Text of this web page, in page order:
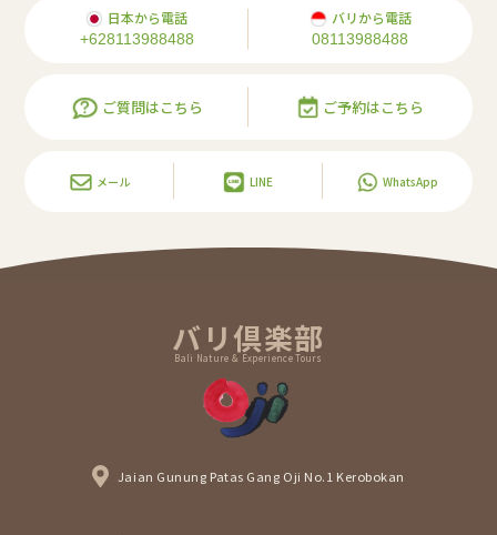
日本から電話
+628113988488
バリから電話
08113988488
ご質問はこちら ご予約はこちら
メール LINE WhatsApp
バリ倶楽部
Bali Nature & Experience Tours
Jaian Gunung Patas Gang Oji No.1 Kerobokan